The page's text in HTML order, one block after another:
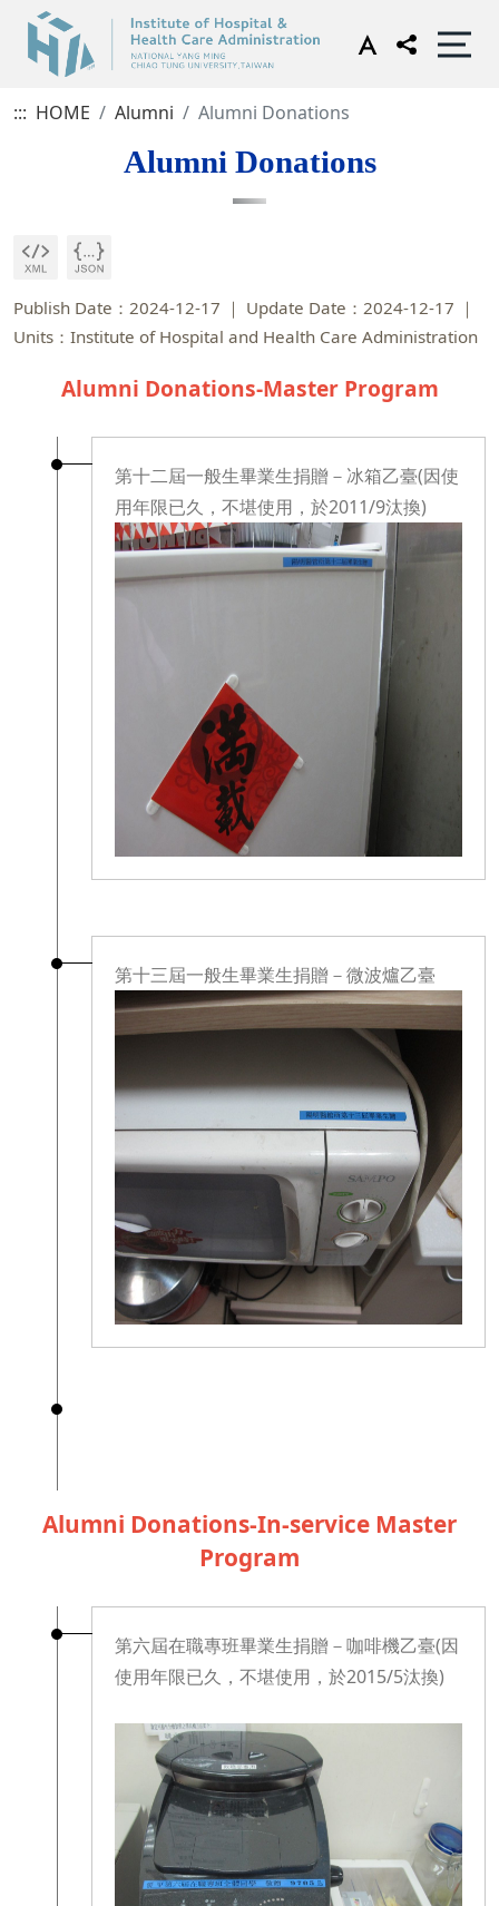
::: HOME Alumni Alumni Donations
Alumni Donations
Publish Date：2024-12-17
Update Date：2024-12-17
Units：Institute of Hospital and Health Care Administration
Alumni Donations-Master Program
第十二屆一般生畢業生捐贈－冰箱乙臺(因使
用年限已久，不堪使用，於2011/9汰換)
第十三屆一般生畢業生捐贈－微波爐乙臺
Alumni Donations-In-service Master
Program
第六屆在職專班畢業生捐贈－咖啡機乙臺(因
使用年限已久，不堪使用，於2015/5汰換)